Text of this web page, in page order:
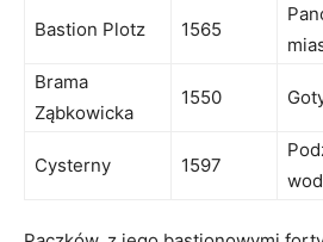
Bastion​ Plotz 1565
Brama⁣
Ząbkowicka
1550
Cysterny 1597